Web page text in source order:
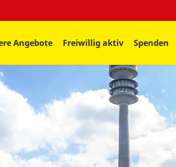
Angebote Freiwillig aktiv Spenden